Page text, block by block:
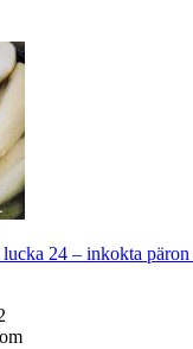
24 – inkokta